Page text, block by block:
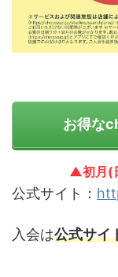
お得な
▲初月(
公式サイト：
入会は公式サイ